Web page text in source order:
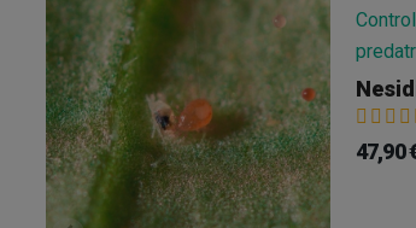
47,90